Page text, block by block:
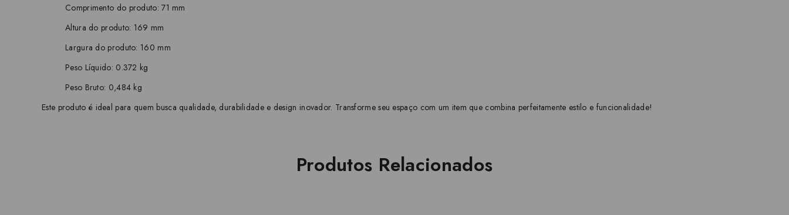
Comprimento do produto: 71 mm
Altura do produto: 169 mm
Largura do produto: 160 mm
Peso Líquido: 0.372 kg
Peso Bruto: 0,484 kg
Este produto é ideal para quem busca qualidade, durabilidade e design inovador. Transforme seu espaço com um item que combina perfeitamente estilo e funcionalidade!
Produtos Relacionados